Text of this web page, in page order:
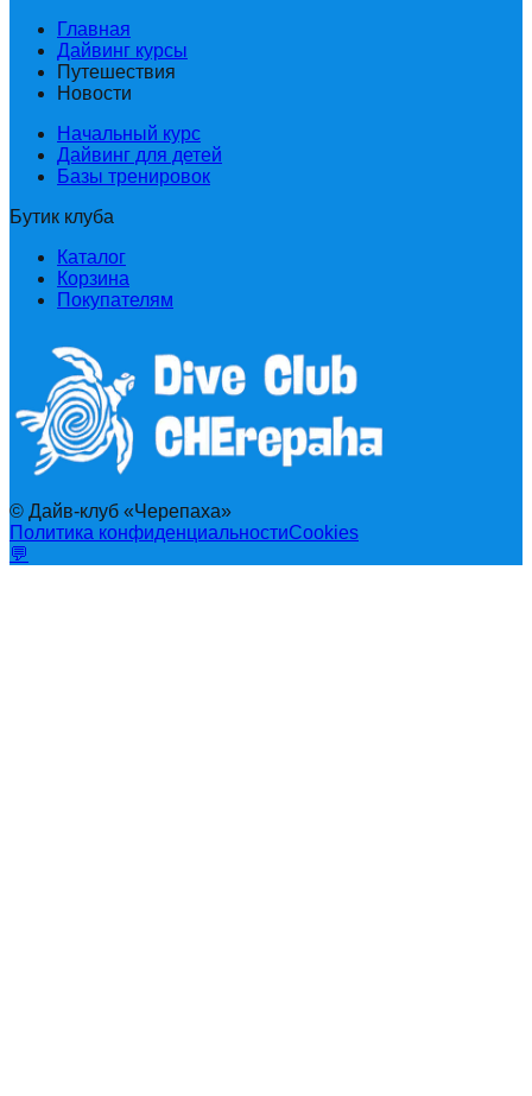
Главная
Дайвинг курсы
Путешествия
Новости
Начальный курс
Дайвинг для детей
Базы тренировок
Бутик клуба
Каталог
Корзина
Покупателям
© Дайв-клуб «Черепаха»
Политика конфиденциальностиCookies
💬